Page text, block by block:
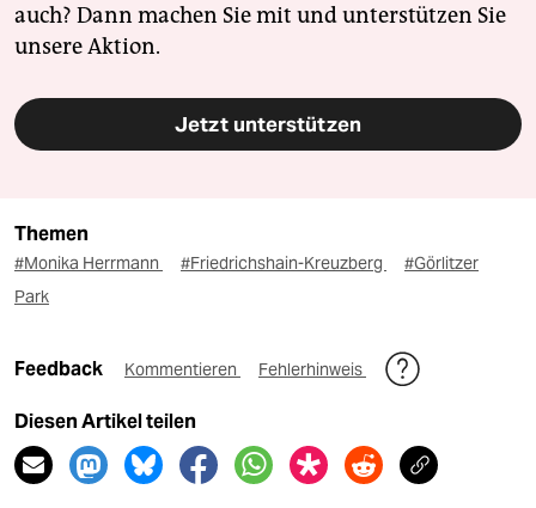
auch? Dann machen Sie mit und unterstützen Sie
unsere Aktion.
Jetzt unterstützen
Themen
#Monika Herrmann #Friedrichshain-Kreuzberg
#Görlitzer
Park
Feedback Kommentieren Fehlerhinweis
Diesen Artikel teilen